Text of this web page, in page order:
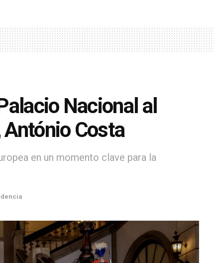
Nacional al
António Costa
en un momento clave para la